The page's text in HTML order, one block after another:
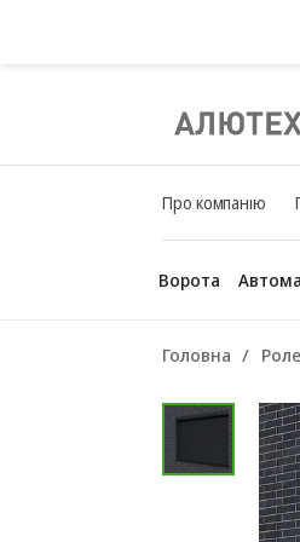
Про компанію
Ворота
Головна